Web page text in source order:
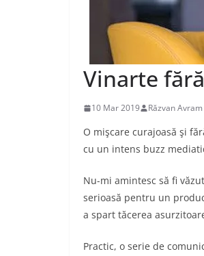
Vinarte
10 Mar 2019 Răzvan Avram
O mişcare curajoasă şi
cu un intens buzz
Nu-mi amintesc să fi
serioasă pentru un
a spart tăcerea
Practic, o serie de